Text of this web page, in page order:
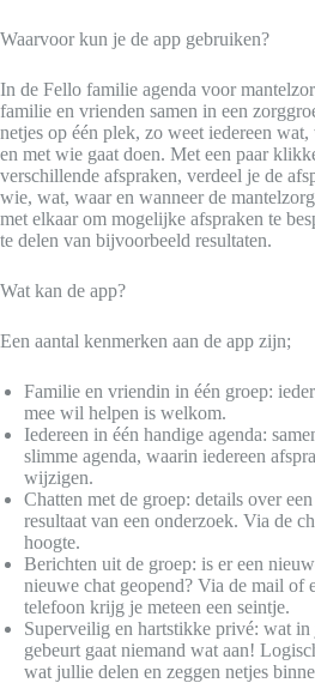
Waarvoor kun je de app gebruiken?
In de Fello familie agenda voor
familie en vrienden samen in een
netjes op één plek, zo weet iedereen
en met wie gaat doen. Met een paar
verschillende afspraken, verdeel je de
wie, wat, waar en wanneer de
met elkaar om mogelijke afspraken te
te delen van bijvoorbeeld resultaten.
Wat kan de app?
Een aantal kenmerken aan de app zijn;
Familie en vriendin in één groep:
mee wil helpen is welkom.
Iedereen in één handige agenda:
slimme agenda, waarin iedereen
wijzigen.
Chatten met de groep: details over
resultaat van een onderzoek. Via de
hoogte.
Berichten uit de groep: is er een
nieuwe chat geopend? Via de mail of
telefoon krijg je meteen een seintje.
Superveilig en hartstikke privé: wat
gebeurt gaat niemand wat aan!
wat jullie delen en zeggen netjes